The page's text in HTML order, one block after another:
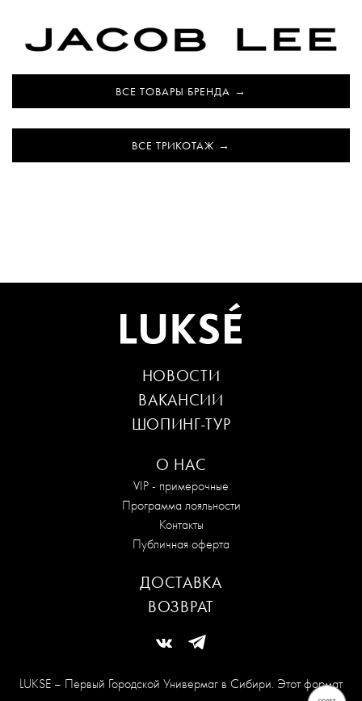
ВСЕ ТОВАРЫ БРЕНДА
ВСЕ ТРИКОТАЖ
LUKSE – Первый Городской Универмаг в Сибири. Этот формат
О НАС
VIP - примерочные
Программа лояльности
Контакты
Публичная оферта
НОВОСТИ
ВАКАНСИИ
ШОПИНГ-ТУР
ДОСТАВКА
ВОЗВРАТ